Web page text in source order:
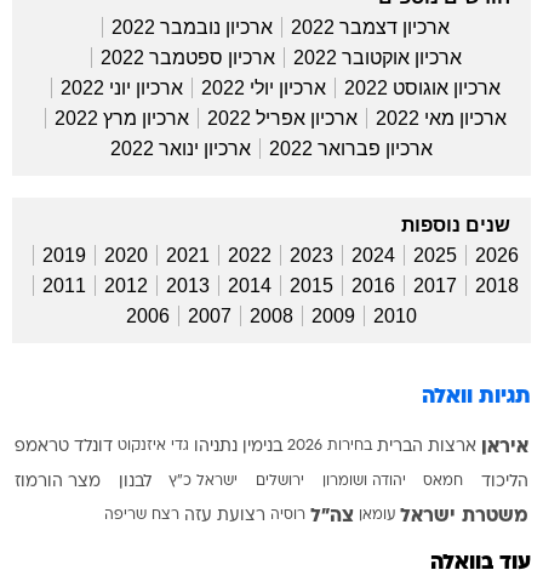
ארכיון דצמבר 2022
ארכיון נובמבר 2022
ארכיון אוקטובר 2022
ארכיון ספטמבר 2022
ארכיון אוגוסט 2022
ארכיון יולי 2022
ארכיון יוני 2022
ארכיון מאי 2022
ארכיון אפריל 2022
ארכיון מרץ 2022
ארכיון פברואר 2022
ארכיון ינואר 2022
שנים נוספות
2026
2025
2024
2023
2022
2021
2020
2019
2018
2017
2016
2015
2014
2013
2012
2011
2010
2009
2008
2007
2006
תגיות וואלה
איראן ארצות הברית בחירות 2026 בנימין נתניהו גדי איזנקוט דונלד טראמפ
הליכוד חמאס יהודה ושומרון ירושלים ישראל כ"ץ לבנון מצר הורמוז
משטרת ישראל עומאן צה"ל רוסיה רצועת עזה רצח שריפה
עוד בוואלה